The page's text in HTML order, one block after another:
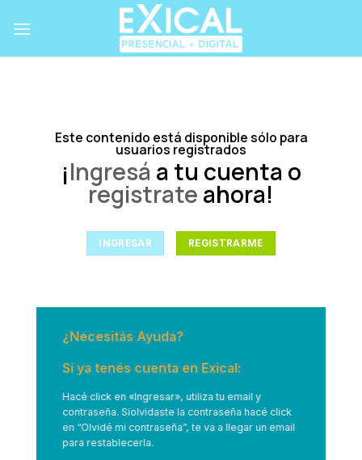
Este contenido está disponible sólo para
usuarios registrados
¡Ingresá a tu cuenta o
registrate ahora!
INGRESAR REGISTRARME
¿Necesitás Ayuda?
Si ya tenés cuenta en Exical:
Hacé click en «Ingresar», utiliza tu email y
contraseña. Siolvidaste la contraseña hacé click
en “Olvidé mi contraseña”, te va a llegar un email
para restablecerla.